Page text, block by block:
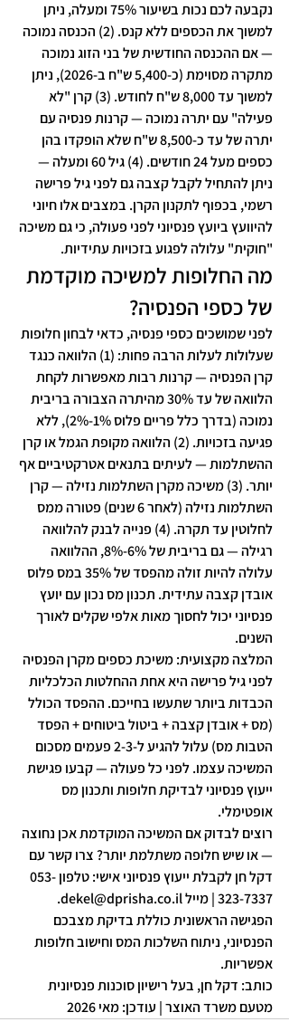
נקבעה לכם נכות בשיעור 75% ומעלה, ניתן
למשוך את הכספים ללא קנס. (2) הכנסה נמוכה
— אם ההכנסה החודשית של בני הזוג נמוכה
מתקרה מסוימת (כ-5,400 ש"ח ב-2026), ניתן
למשוך עד 8,000 ש"ח לחודש. (3) קרן "לא
פעילה" עם יתרה נמוכה — קרנות פנסיה עם
יתרה של עד כ-8,500 ש"ח שלא הופקדו בהן
כספים מעל 24 חודשים. (4) גיל 60 ומעלה —
ניתן להתחיל לקבל קצבה גם לפני גיל פרישה
רשמי, בכפוף לתקנון הקרן. במצבים אלו חיוני
להיוועץ ביועץ פנסיוני לפני פעולה, כי גם משיכה
"חוקית" עלולה לפגוע בזכויות עתידיות.
מה החלופות למשיכה מוקדמת
של כספי הפנסיה?
לפני שמושכים כספי פנסיה, כדאי לבחון חלופות
שעלולות לעלות הרבה פחות: (1) הלוואה כנגד
קרן הפנסיה — קרנות רבות מאפשרות לקחת
הלוואה של עד 30% מהיתרה הצבורה בריבית
נמוכה (בדרך כלל פריים פלוס 1%-2%), ללא
פגיעה בזכויות. (2) הלוואה מקופת הגמל או קרן
ההשתלמות — לעיתים בתנאים אטרקטיביים אף
יותר. (3) משיכה מקרן השתלמות נזילה — קרן
השתלמות נזילה (לאחר 6 שנים) פטורה ממס
לחלוטין עד תקרה. (4) פנייה לבנק להלוואה
רגילה — גם בריבית של 6%-8%, ההלוואה
עלולה להיות זולה מהפסד של 35% במס פלוס
אובדן קצבה עתידית. תכנון מס נכון עם יועץ
פנסיוני יכול לחסוך מאות אלפי שקלים לאורך
השנים.
המלצה מקצועית: משיכת כספים מקרן הפנסיה
לפני גיל פרישה היא אחת ההחלטות הכלכליות
הכבדות ביותר שתעשו בחייכם. ההפסד הכולל
(מס + אובדן קצבה + ביטול ביטוחים + הפסד
הטבות מס) עלול להגיע ל-2-3 פעמים מסכום
המשיכה עצמו. לפני כל פעולה — קבעו פגישת
ייעוץ פנסיוני לבדיקת חלופות ותכנון מס
אופטימלי.
רוצים לבדוק אם המשיכה המוקדמת אכן נחוצה
— או שיש חלופה משתלמת יותר? צרו קשר עם
דקל חן לקבלת ייעוץ פנסיוני אישי: טלפון 053-
323-7337 | מייל dekel@dprisha.co.il.
הפגישה הראשונית כוללת בדיקת מצבכם
הפנסיוני, ניתוח השלכות המס וחישוב חלופות
אפשריות.
כותב: דקל חן, בעל רישיון סוכנות פנסיונית
מטעם משרד האוצר | עודכן: מאי 2026